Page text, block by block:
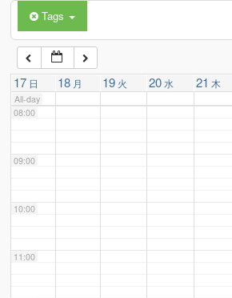
Tags
17 日 18 月 19 火 20水 21 木
All-day
06:00
07:00
08:00
09:00
10:00
11:00